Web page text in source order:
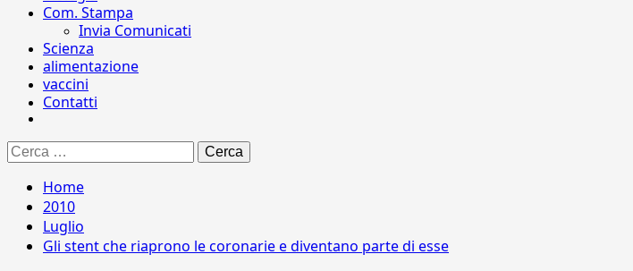
Com. Stampa
Invia Comunicati
Scienza
alimentazione
vaccini
Contatti
Ricerca
per:
Home
2010
Luglio
Gli stent che riaprono le coronarie e diventano parte di esse